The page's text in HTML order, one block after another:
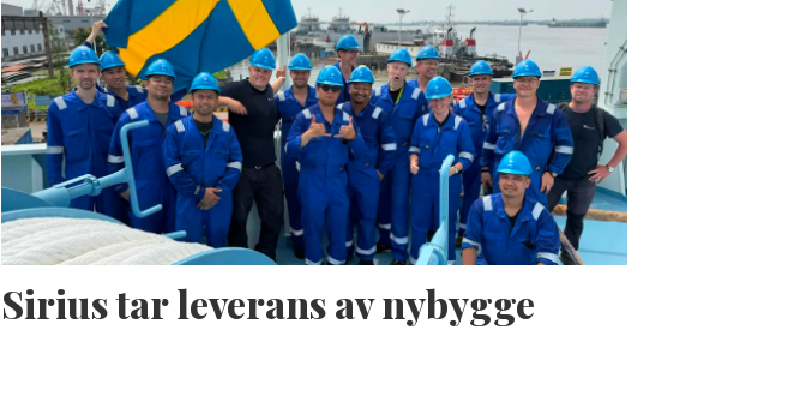
Sirius tar leverans av nybygge